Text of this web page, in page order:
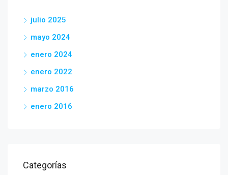
julio 2025
mayo 2024
enero 2024
enero 2022
marzo 2016
enero 2016
Categorías